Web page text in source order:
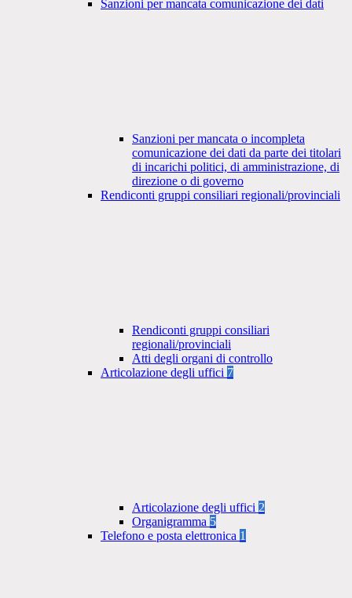
Sanzioni per mancata comunicazione dei dati
Sanzioni per mancata o incompleta
comunicazione dei dati da parte dei titolari
di incarichi politici, di amministrazione, di
direzione o di governo
Rendiconti gruppi consiliari regionali/provinciali
Rendiconti gruppi consiliari
regionali/provinciali
Atti degli organi di controllo
Articolazione degli uffici 7
Articolazione degli uffici 2
Organigramma 5
Telefono e posta elettronica 1